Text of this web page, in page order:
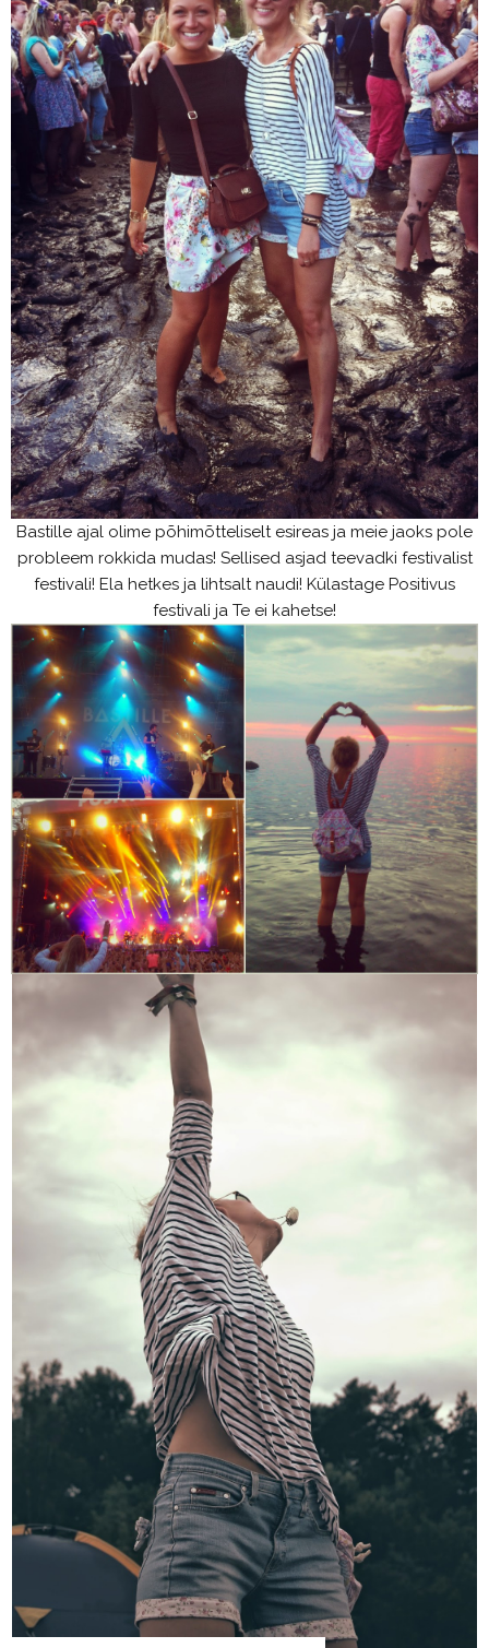
Bastille ajal olime põhimõtteliselt esireas ja meie jaoks pole
probleem rokkida mudas! Sellised asjad teevadki festivalist
festivali! Ela hetkes ja lihtsalt naudi! Külastage Positivus
festivali ja Te ei kahetse!